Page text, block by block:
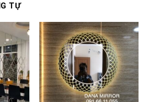
TỰ